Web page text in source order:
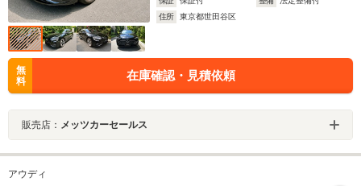
住所
東京都世田谷区
無
料
在庫確認・見積依頼
販売店： メッツカーセールス
アウディ